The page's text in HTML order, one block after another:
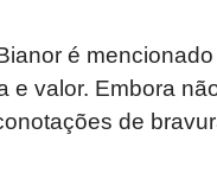
é
e valor. Embora
de